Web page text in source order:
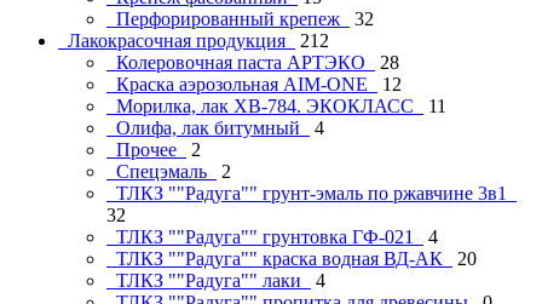
Перфорированный крепеж
32
Лакокрасочная продукция
212
Колеровочная паста АРТЭКО
28
Краска аэрозольная AIM-ONE
12
Морилка, лак ХВ-784. ЭКОКЛАСС
11
Олифа, лак битумный
4
Прочее
2
Спецэмаль
2
ТЛКЗ ""Радуга"" грунт-эмаль по ржавчине 3в1
32
ТЛКЗ ""Радуга"" грунтовка ГФ-021
4
ТЛКЗ ""Радуга"" краска водная ВД-АК
20
ТЛКЗ ""Радуга"" лаки
4